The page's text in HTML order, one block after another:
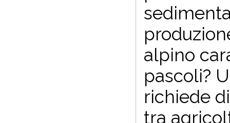
alpino
pascoli?
richiede
tra